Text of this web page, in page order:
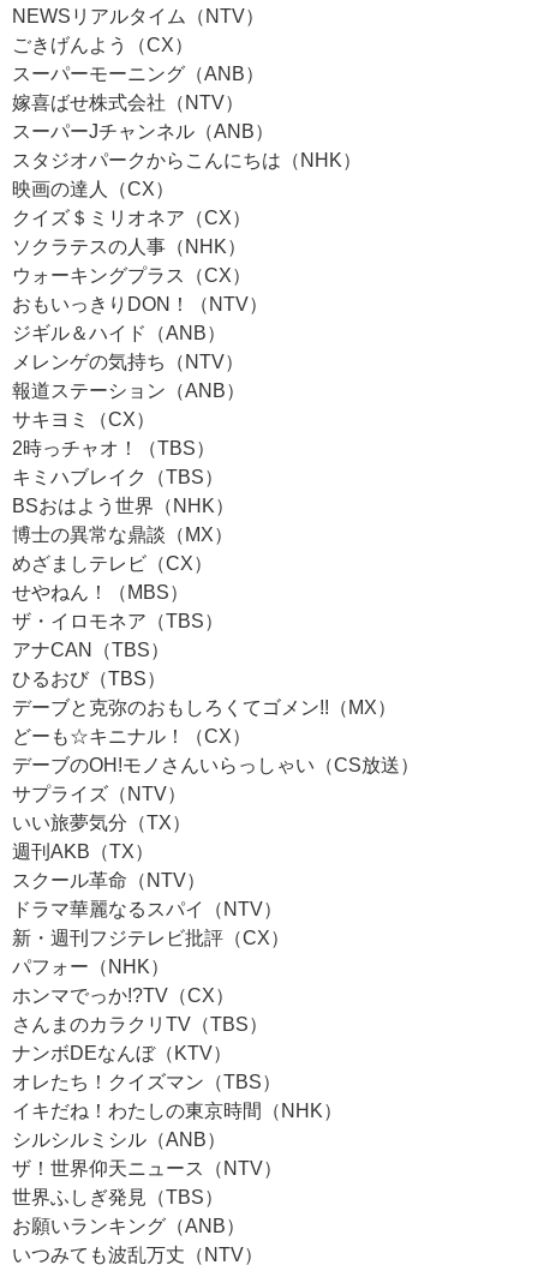
NEWSリアルタイム（NTV）
ごきげんよう（CX）
スーパーモーニング（ANB）
嫁喜ばせ株式会社（NTV）
スーパーJチャンネル（ANB）
スタジオパークからこんにちは（NHK）
映画の達人（CX）
クイズ＄ミリオネア（CX）
ソクラテスの人事（NHK）
ウォーキングプラス（CX）
おもいっきりDON！（NTV）
ジギル＆ハイド（ANB）
メレンゲの気持ち（NTV）
報道ステーション（ANB）
サキヨミ（CX）
2時っチャオ！（TBS）
キミハブレイク（TBS）
BSおはよう世界（NHK）
博士の異常な鼎談（MX）
めざましテレビ（CX）
せやねん！（MBS）
ザ・イロモネア（TBS）
アナCAN（TBS）
ひるおび（TBS）
デーブと克弥のおもしろくてゴメン!!（MX）
どーも☆キニナル！（CX）
デーブのOH!モノさんいらっしゃい（CS放送）
サプライズ（NTV）
いい旅夢気分（TX）
週刊AKB（TX）
スクール革命（NTV）
ドラマ華麗なるスパイ（NTV）
新・週刊フジテレビ批評（CX）
パフォー（NHK）
ホンマでっか!?TV（CX）
さんまのカラクリTV（TBS）
ナンボDEなんぼ（KTV）
オレたち！クイズマン（TBS）
イキだね！わたしの東京時間（NHK）
シルシルミシル（ANB）
ザ！世界仰天ニュース（NTV）
世界ふしぎ発見（TBS）
お願いランキング（ANB）
いつみても波乱万丈（NTV）